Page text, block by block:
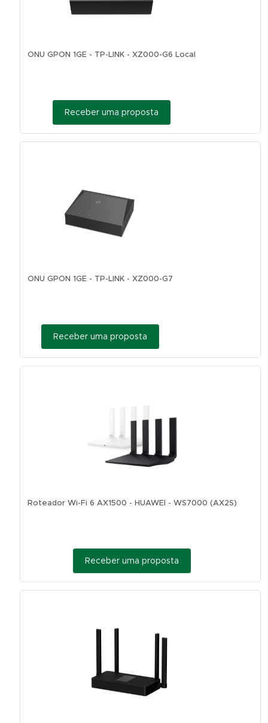
ONU GPON 1GE - TP-LINK - XZ000-G6 Local
Receber uma proposta
ONU GPON 1GE - TP-LINK - XZ000-G7
Receber uma proposta
Roteador Wi-Fi 6 AX1500 - HUAWEI - WS7000 (AX2S)
Receber uma proposta